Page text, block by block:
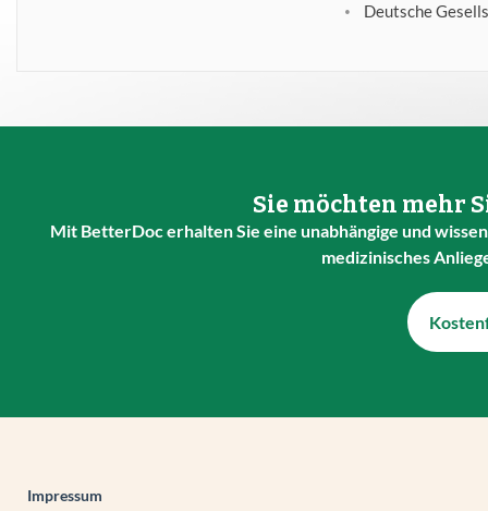
Deutsche
Sie möchten mehr
Mit BetterDoc erhalten Sie eine unabhängige und
medizinisches
Impressum